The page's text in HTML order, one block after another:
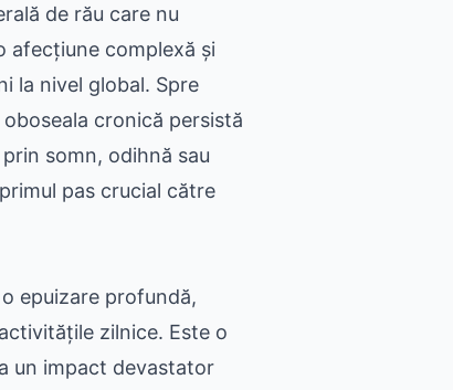
de rău care nu
afecțiune complexă și
la nivel global. Spre
cronică persistă
somn, odihnă sau
pas crucial către
epuizare profundă,
zilnice. Este o
un impact devastator